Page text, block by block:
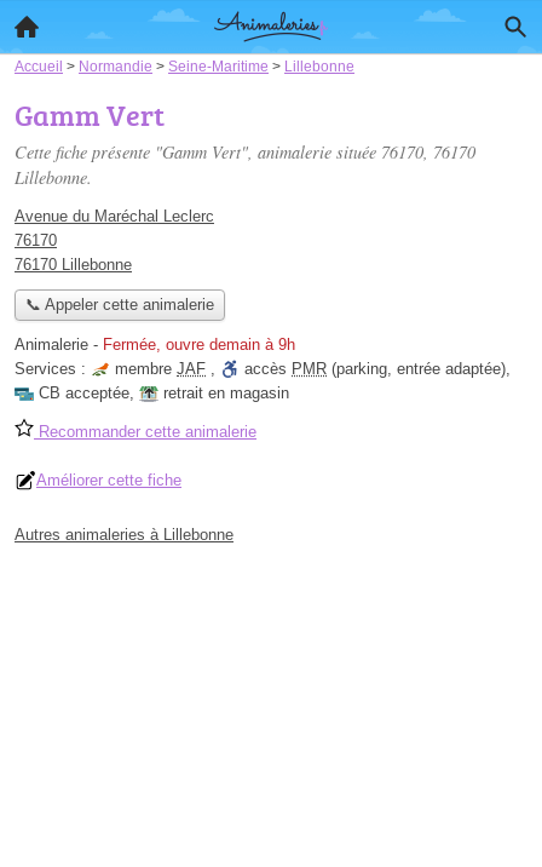
Accueil > Normandie > Seine-Maritime > Lillebonne
Gamm Vert
Cette fiche présente "Gamm Vert", animalerie située 76170, 76170
Lillebonne.
Avenue du Maréchal Leclerc
76170
76170 Lillebonne
📞 Appeler cette animalerie
Animalerie - Fermée, ouvre demain à 9h
Services :
membre JAF , accès PMR (parking, entrée adaptée),
CB acceptée, retrait en magasin
Recommander cette animalerie
Améliorer cette fiche
Autres animaleries à Lillebonne